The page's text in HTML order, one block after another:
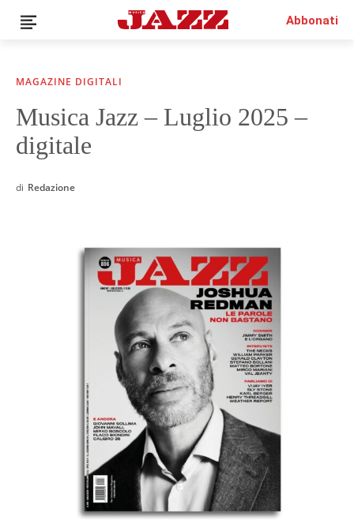
QUESTO È UN CONTENUTO PREMIUM!
SE SEI GIÀ ABBONATO ACCEDI CON LA TUA USER E
Abbonati
MAGAZINE DIGITALI
Musica Jazz – Luglio 2025 –
digitale
di Redazione